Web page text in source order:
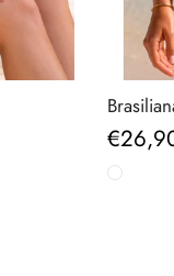
Prezzo